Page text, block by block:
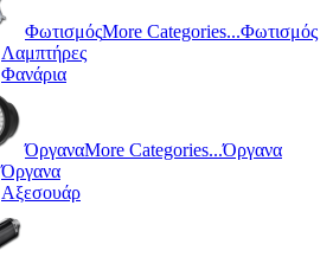
ΦωτισμόςMore Categories...Φωτισμός
Λαμπτήρες
Φανάρια
ΌργαναMore Categories...Όργανα
Όργανα
Αξεσουάρ